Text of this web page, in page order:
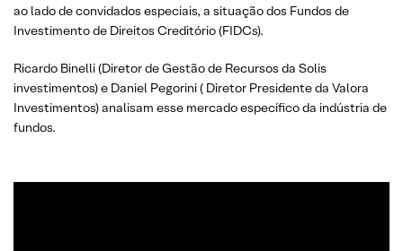
ao lado de convidados especiais, a situação dos Fundos de
Investimento de Direitos Creditório (FIDCs).
Ricardo Binelli (Diretor de Gestão de Recursos da Solis
investimentos) e Daniel Pegorini ( Diretor Presidente da Valora
Investimentos) analisam esse mercado específico da indústria de
fundos.